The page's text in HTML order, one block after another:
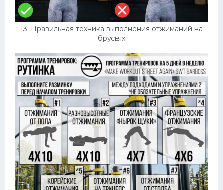
13. Правильная техника выполнения отжиманий на
брусьях